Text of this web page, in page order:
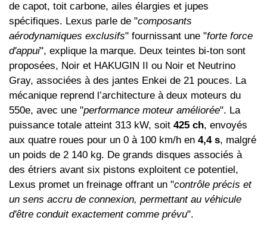
de capot, toit carbone, ailes élargies et jupes
spécifiques. Lexus parle de "composants
aérodynamiques exclusifs" fournissant une "forte force
d'appui", explique la marque. Deux teintes bi-ton sont
proposées, Noir et HAKUGIN II ou Noir et Neutrino
Gray, associées à des jantes Enkei de 21 pouces. La
mécanique reprend l’architecture à deux moteurs du
550e, avec une "performance moteur améliorée". La
puissance totale atteint 313 kW, soit 425 ch, envoyés
aux quatre roues pour un 0 à 100 km/h en 4,4 s, malgré
un poids de 2 140 kg. De grands disques associés à
des étriers avant six pistons exploitent ce potentiel,
Lexus promet un freinage offrant un "contrôle précis et
un sens accru de connexion, permettant au véhicule
d'être conduit exactement comme prévu".